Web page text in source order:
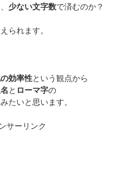
少ない文字数で済むのか？
られます。
効率性という観点から
と ローマ字の
たいと思います。
サーリンク